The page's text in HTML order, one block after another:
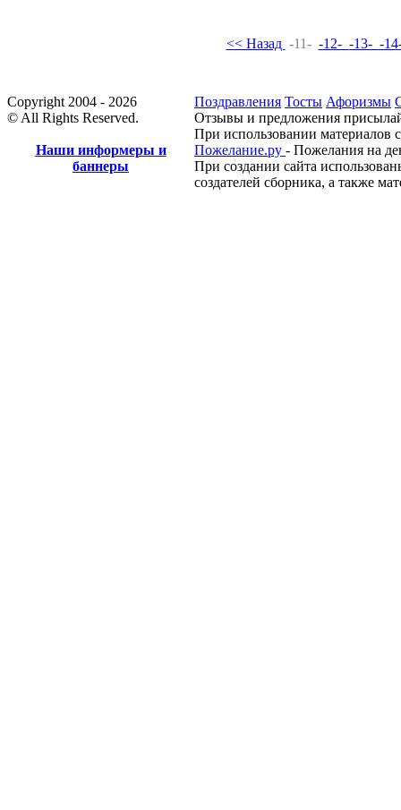
<< Назад -11- -12- -13- -
Copyright 2004 - 2026
© All Rights Reserved.
Наши информеры и
баннеры
Поздравления Тосты Афоризмы
Отзывы и предложения
При использовании материалов
Пожелание.ру - Пожелания на
При создании сайта
создателей сборника, а также